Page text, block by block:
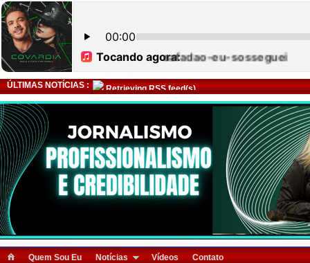
ÚLTIMAS NOTÍCIAS : Retrieving RSS feed(s)
Quem Sou Eu Notícias Vídeos Contato